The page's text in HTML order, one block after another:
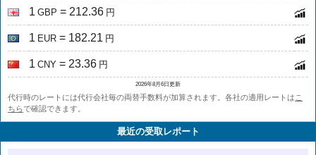
1 GBP = 212.36 円
1 EUR = 182.21 円
1 CNY = 23.36 円
2026年8月6日更新
代行時のレートには代行会社毎の両替手数料が加算されます。各社の適用レートは こ
ちらで確認できます。
最近の受取レポート